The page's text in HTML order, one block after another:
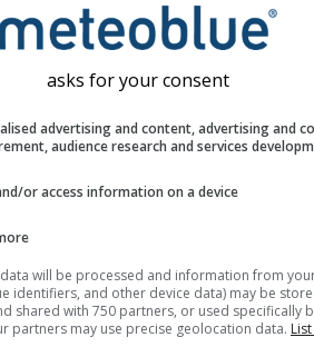
Tato předpověď je
přesnější odhad
předpovědi se počítá
modelu s různými
asks for your consent
advertising and content, advertising and
audience research and services
or access information on a device
will be processed and information from
identifiers, and other device data) may be
shared with 750 partners, or used specifically
partners may use precise geolocation data.